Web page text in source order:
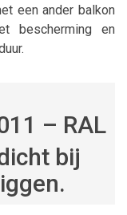
een ander balkon
bescherming en
– RAL
bij